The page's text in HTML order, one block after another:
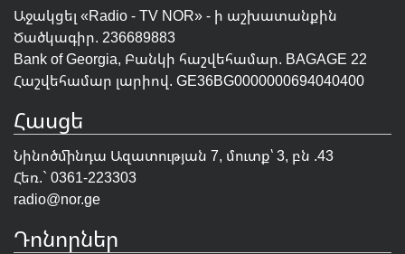
Աջակցել «Radio - TV NOR» - ի աշխատանքին
Ծածկագիր. 236689883
Bank of Georgia, Բանկի հաշվեհամար. BAGAGE 22
Հաշվեհամար լարիով. GE36BG0000000694040400
Հասցե
Նինոծմինդա Ազատության 7, մուտք՝ 3, բն .43
Հեռ.` 0361-223303
radio@nor.ge
Դոնորներ